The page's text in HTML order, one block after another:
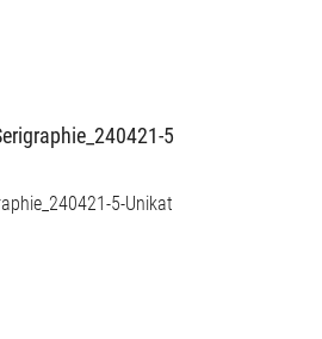
5-Unikat